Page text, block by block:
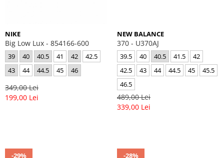
NIKE
Big Low Lux - 854166-600
39 40 40.5 41 42
42.5
43
44 44.5 45 46
349,00 Lei
199,00 Lei
NEW BALANCE
370 - U370AJ
39.5 40 40.5 41.5
42
42.5
43 44 44.5 45
45.5
46.5
489,00 Lei
339,00 Lei
-29% -28%